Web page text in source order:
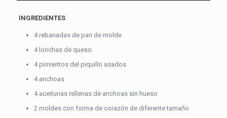
INGREDIENTES
4 rebanadas de pan de molde
4 lonchas de queso
4 pimientos del piquillo asados
4 anchoas
4 aceitunas rellenas de anchoas sin hueso
2 moldes con forma de corazón de diferente tamaño